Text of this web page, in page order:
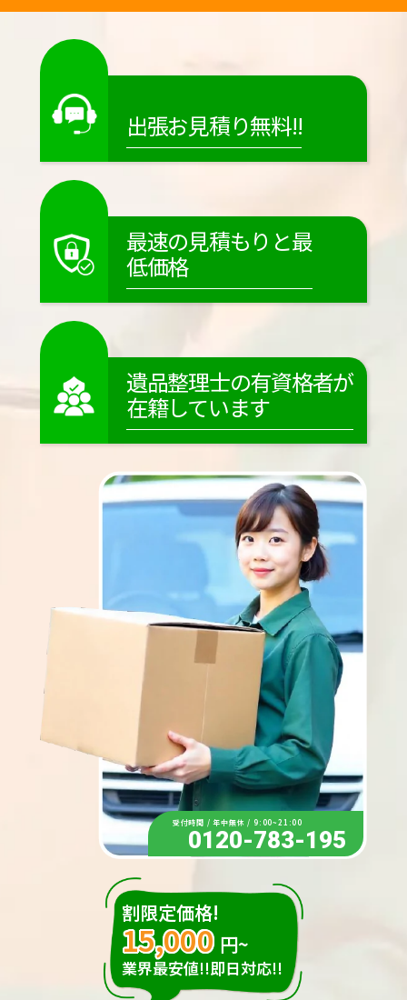
出張お見積り無料!!
最速の見積もりと最
低価格
遺品整理士の有資格者が
在籍しています
受付時間 / 年中無休 / 9:00~21:00
0120-783-195
割限定価格!
15,000 円~
業界最安値!!即日対応!!